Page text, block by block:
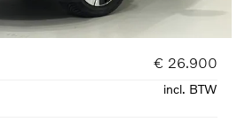
€ 26.900
incl. BTW